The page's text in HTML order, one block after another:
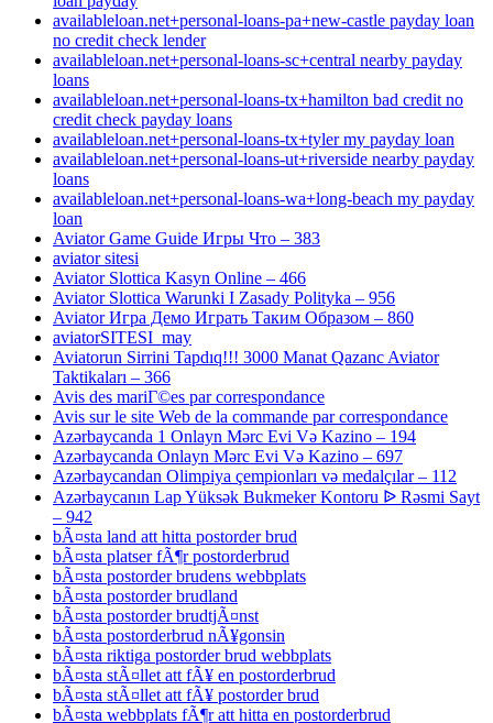
availableloan.net+personal-loans-pa+new-castle payday loan
no credit check lender
availableloan.net+personal-loans-sc+central nearby payday
loans
availableloan.net+personal-loans-tx+hamilton bad credit no
credit check payday loans
availableloan.net+personal-loans-tx+tyler my payday loan
availableloan.net+personal-loans-ut+riverside nearby payday
loans
availableloan.net+personal-loans-wa+long-beach my payday
loan
Aviator Game Guide Игры Что – 383
aviator sitesi
Aviator Slottica Kasyn Online – 466
Aviator Slottica Warunki I Zasady Polityka – 956
Aviator Игра Демо Играть Таким Образом – 860
aviatorSITESI_may
Aviatorun Sirrini Tapdıq!!! 3000 Manat Qazanc Aviator
Taktikaları – 366
Avis des mariГ©es par correspondance
Avis sur le site Web de la commande par correspondance
Azərbaycanda 1 Onlayn Mərc Evi Və Kazino – 194
Azərbaycanda Onlayn Mərc Evi Və Kazino – 697
Azərbaycandan Olimpiya çempionları və medalçılar – 112
Azərbaycanın Lap Yüksək Bukmeker Kontoru ᐉ Rəsmi Sayt
– 942
bÃ¤sta land att hitta postorder brud
bÃ¤sta platser fÃ¶r postorderbrud
bÃ¤sta postorder brudens webbplats
bÃ¤sta postorder brudland
bÃ¤sta postorder brudtjÃ¤nst
bÃ¤sta postorderbrud nÃ¥gonsin
bÃ¤sta riktiga postorder brud webbplats
bÃ¤sta stÃ¤llet att fÃ¥ en postorderbrud
bÃ¤sta stÃ¤llet att fÃ¥ postorder brud
bÃ¤sta webbplats fÃ¶r att hitta en postorderbrud